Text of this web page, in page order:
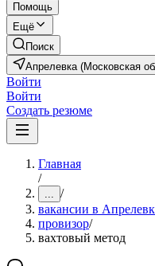
Помощь
Ещё
Поиск
Апрелевка (Московская
Войти
Войти
Создать резюме
Главная
/
... /
вакансии в
провизор/
вахтовый метод